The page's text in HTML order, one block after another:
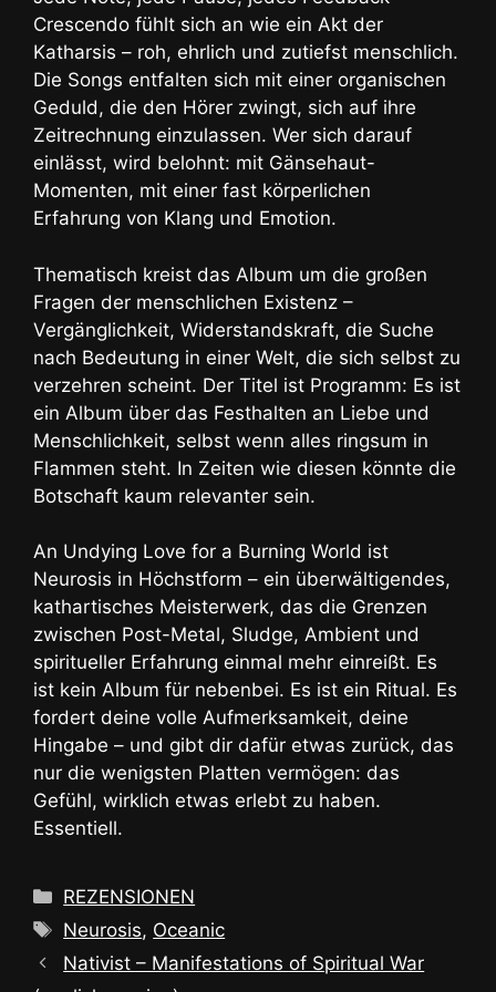
Crescendo fühlt sich an wie ein Akt der
Katharsis – roh, ehrlich und zutiefst menschlich.
Die Songs entfalten sich mit einer organischen
Geduld, die den Hörer zwingt, sich auf ihre
Zeitrechnung einzulassen. Wer sich darauf
einlässt, wird belohnt: mit Gänsehaut-
Momenten, mit einer fast körperlichen
Erfahrung von Klang und Emotion.
Thematisch kreist das Album um die großen
Fragen der menschlichen Existenz –
Vergänglichkeit, Widerstandskraft, die Suche
nach Bedeutung in einer Welt, die sich selbst zu
verzehren scheint. Der Titel ist Programm: Es ist
ein Album über das Festhalten an Liebe und
Menschlichkeit, selbst wenn alles ringsum in
Flammen steht. In Zeiten wie diesen könnte die
Botschaft kaum relevanter sein.
An Undying Love for a Burning World ist
Neurosis in Höchstform – ein überwältigendes,
kathartisches Meisterwerk, das die Grenzen
zwischen Post-Metal, Sludge, Ambient und
spiritueller Erfahrung einmal mehr einreißt. Es
ist kein Album für nebenbei. Es ist ein Ritual. Es
fordert deine volle Aufmerksamkeit, deine
Hingabe – und gibt dir dafür etwas zurück, das
nur die wenigsten Platten vermögen: das
Gefühl, wirklich etwas erlebt zu haben.
Essentiell.
Kategorien
REZENSIONEN
Schlagwörter
Neurosis, Oceanic
Nativist – Manifestations of Spiritual War